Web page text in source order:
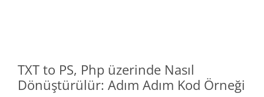
TXT to PS, Php üzerinde Nasıl
Dönüştürülür: Adım Adım Kod Örneği